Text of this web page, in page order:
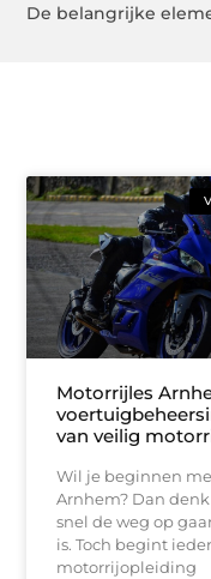
De belangrijke
Motorrijles
van veilig
Wil je beginnen
Arnhem? Dan
snel de weg op
is. Toch begint
motorrijopleiding